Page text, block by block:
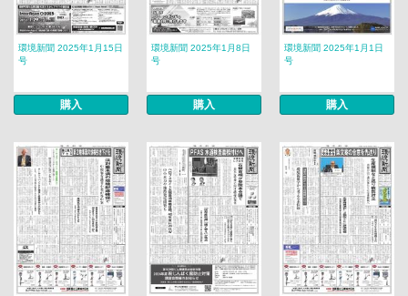
環境新聞 2025年1月15日
号
購入
環境新聞 2025年1月8日
号
購入
環境新聞 2025年1月1日
号
購入